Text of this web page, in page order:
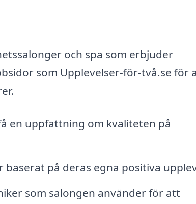
och spa som erbjuder
som Upplevelser-för-två.se för
en uppfattning om kvaliteten på
på deras egna positiva
som salongen använder för att